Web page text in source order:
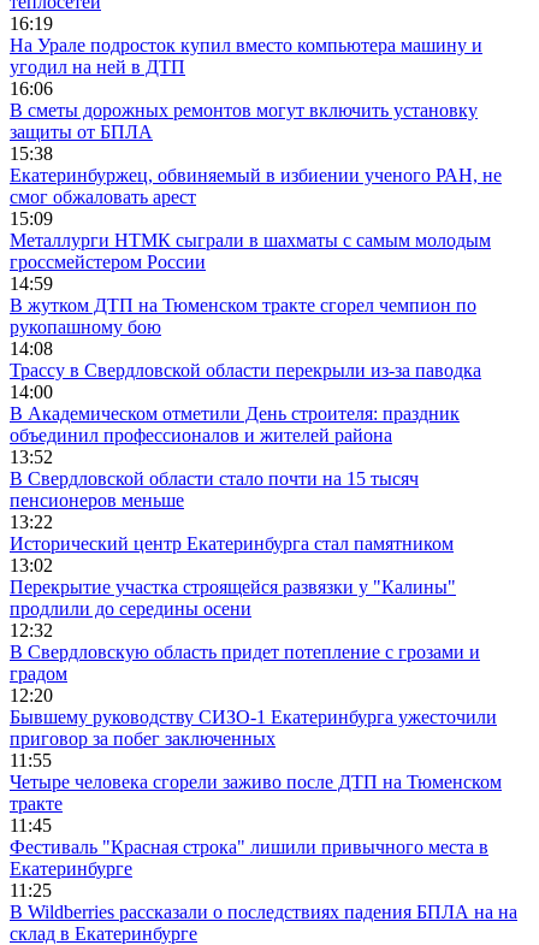
16:19
На Урале подросток купил вместо компьютера машину и
угодил на ней в ДТП
16:06
В сметы дорожных ремонтов могут включить установку
защиты от БПЛА
15:38
Екатеринбуржец, обвиняемый в избиении ученого РАН, не
смог обжаловать арест
15:09
Металлурги НТМК сыграли в шахматы с самым молодым
гроссмейстером России
14:59
В жутком ДТП на Тюменском тракте сгорел чемпион по
рукопашному бою
14:08
Трассу в Свердловской области перекрыли из-за паводка
14:00
В Академическом отметили День строителя: праздник
объединил профессионалов и жителей района
13:52
В Свердловской области стало почти на 15 тысяч
пенсионеров меньше
13:22
Исторический центр Екатеринбурга стал памятником
13:02
Перекрытие участка строящейся развязки у "Калины"
продлили до середины осени
12:32
В Свердловскую область придет потепление с грозами и
градом
12:20
Бывшему руководству СИЗО-1 Екатеринбурга ужесточили
приговор за побег заключенных
11:55
Четыре человека сгорели заживо после ДТП на Тюменском
тракте
11:45
Фестиваль "Красная строка" лишили привычного места в
Екатеринбурге
11:25
В Wildberries рассказали о последствиях падения БПЛА на на
склад в Екатеринбурге